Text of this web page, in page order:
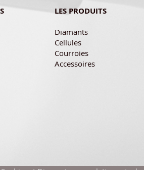
LES PRODUITS
Diamants
Cellules
Courroies
Accessoires